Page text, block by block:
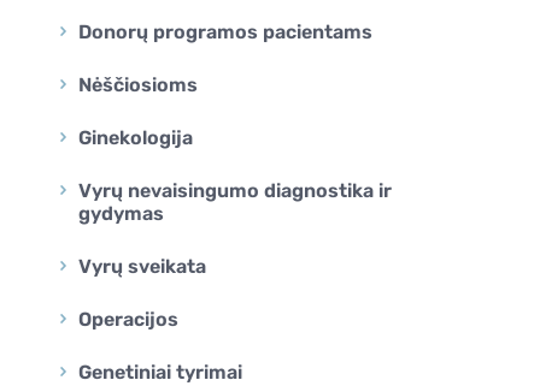
Donorų programos pacientams
Nėščiosioms
Ginekologija
Vyrų nevaisingumo diagnostika ir
gydymas
Vyrų sveikata
Operacijos
Genetiniai tyrimai